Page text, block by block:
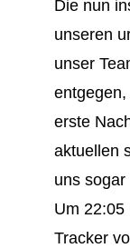
Die nun
unseren
unser
erste
aktuellen
uns
Um 22:05
Tracker